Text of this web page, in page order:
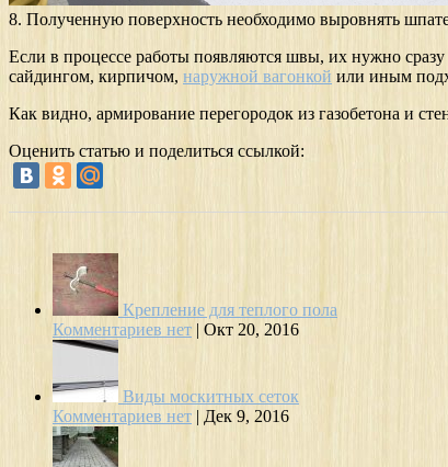
8. Полученную поверхность необходимо выровнять
Если в процессе работы появляются швы, их нужно
сайдингом, кирпичом, наружной вагонкой или иным
Как видно, армирование перегородок из газобетона и
Оценить статью и поделиться ссылкой:
Крепление для теплого пола
Комментариев нет | Окт 20, 2016
Виды москитных сеток
Комментариев нет | Дек 9, 2016